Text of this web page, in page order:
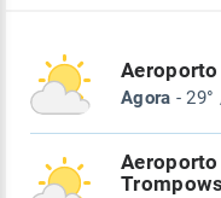
Aeroporto
Agora -